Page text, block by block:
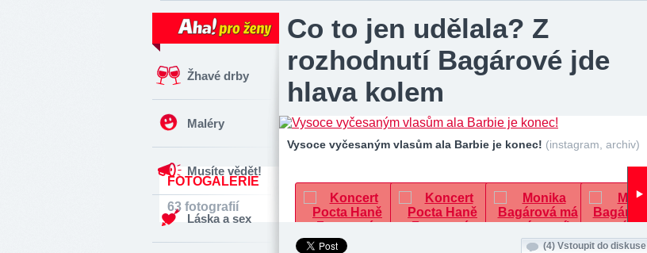
Žhavé drby
Maléry
Musíte vědět!
Láska a sex
Co to jen udělala? Z
rozhodnutí Bagárové jde
hlava kolem
Vysoce vyčesaným vlasům ala Barbie je konec! (instagram, archiv)
FOTOGALERIE
63 fotografií
(4) Vstoupit do diskuse